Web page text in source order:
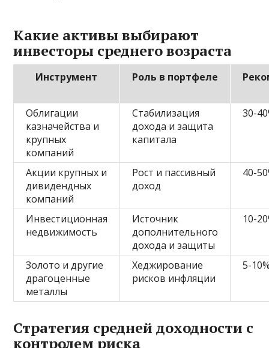
Какие активы выбирают
инвесторы среднего возраста
Инструмент Роль в портфеле
Облигации
казначейства и
крупных
компаний
Стабилизация
дохода и защита
капитала
30-
Акции крупных и
дивидендных
компаний
Рост и пассивный
доход
40-
Инвестиционная
недвижимость
Источник
дополнительного
дохода и защиты
10-
Золото и другие
драгоценные
металлы
Хеджирование
рисков инфляции
5-
Стратегия средней доходности с
контролем риска